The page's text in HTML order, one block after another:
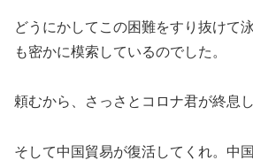
どうにかしてこの困難をすり抜けて
も密かに模索しているのでした。
頼むから、さっさとコロナ君が終息し
そして中国貿易が復活してくれ。中